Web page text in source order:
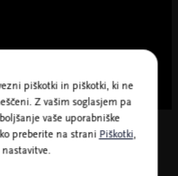
piškotki in piškotki, ki ne
Z vašim soglasjem pa
vaše uporabniške
preberite na strani Piškotki,
nastavitve.